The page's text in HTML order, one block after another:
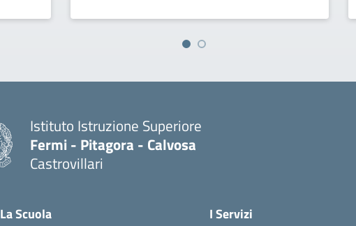
Istituto Istruzione Superiore
Fermi - Pitagora - Calvosa
Castrovillari
La Scuola I Servizi